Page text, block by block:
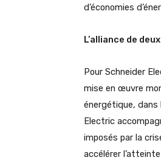
d’économies
L’alliance de
Pour Schneider
mise en œuvre
énergétique, dans
Electric
imposés par la
accélérer